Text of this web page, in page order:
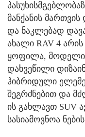
მანქანის
და ნაკლებად
ახალი RAV 4
ყოფილა, მოდელი
დახვეწილი
ჰიბრიდული
შეგრძნებით და
ის გახლავთ SUV
სასიამოვნოა